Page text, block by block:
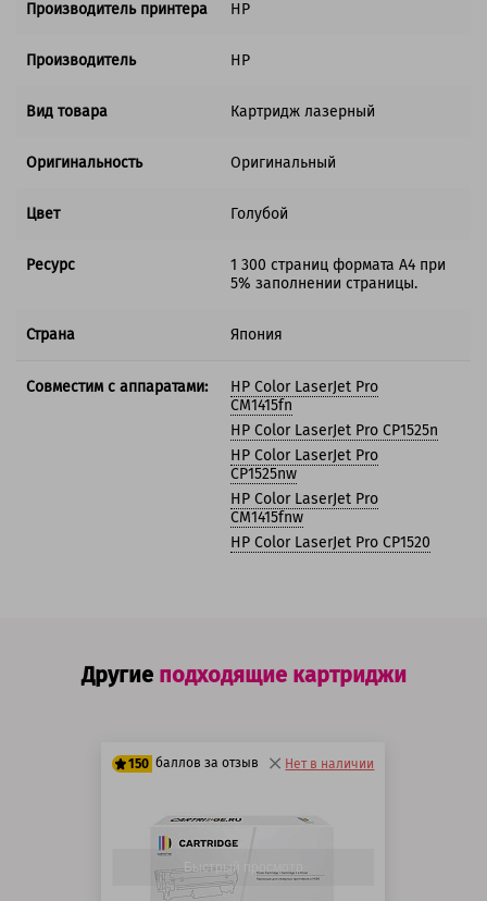
Производитель принтера HP
Производитель HP
Вид товара Картридж лазерный
Оригинальность Оригинальный
Цвет Голубой
Ресурс
1 300 страниц формата А4 при
5% заполнении страницы.
Страна Япония
Совместим с аппаратами:
HP Color LaserJet Pro
CM1415fn
HP Color LaserJet Pro CP1525n
HP Color LaserJet Pro
CP1525nw
HP Color LaserJet Pro
CM1415fnw
HP Color LaserJet Pro CP1520
Другие подходящие картриджи
150 баллов за отзыв
125 баллов
150 баллов
Нет в наличии
Быстрый просмотр